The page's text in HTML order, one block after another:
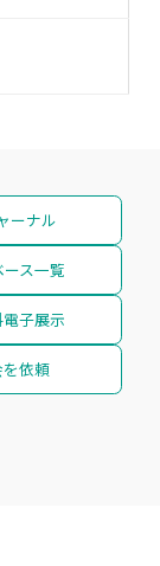
ーナル
ス一覧
子展示
依頼